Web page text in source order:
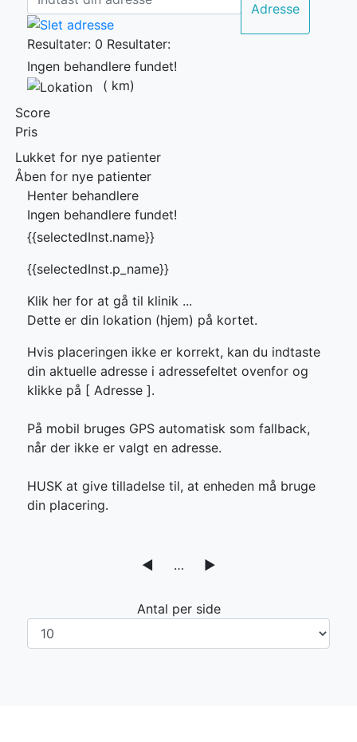
Adresse
Resultater: 0 Resultater:
Ingen behandlere fundet!
( km)
Score
Pris
Lukket for nye patienter
Åben for nye patienter
Henter behandlere
Ingen behandlere fundet!
{{selectedInst.name}}
{{selectedInst.p_name}}
Klik her for at gå til klinik ...
Dette er din lokation (hjem) på kortet.
Hvis placeringen ikke er korrekt, kan du indtaste
din aktuelle adresse i adressefeltet ovenfor og
klikke på [ Adresse ].
På mobil bruges GPS automatisk som fallback,
når der ikke er valgt en adresse.
HUSK at give tilladelse til, at enheden må bruge
din placering.
◀ … ▶
Antal per side